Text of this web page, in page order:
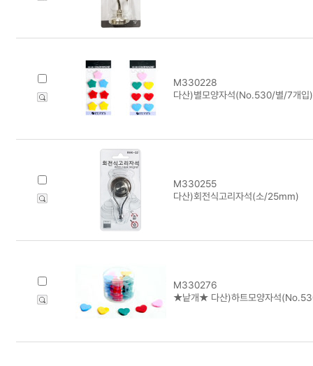
M330228
다산)별모양자석(No.530/별/7개입)
M330255
다산)회전식고리자석(소/25mm)
M330276
★낱개★ 다산)하트모양자석